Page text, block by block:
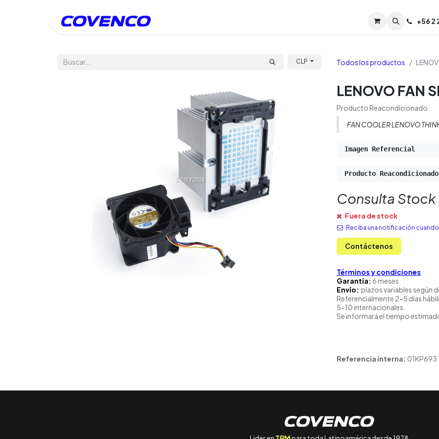
Soporte TPM (CL) +56 2
CLP Todos los productos
LENOVO FAN
Producto Reacondicionado
FAN COOLER LENOVO
Imagen Referencial
Producto Reacondicionado
Consulta
Fuera de stock
Reciba una notificación
Contáctenos
Términos y condiciones
Garantía: 6 meses
Envío: plazos variables según
Referencialmente 2-5 días
5-10 internacionales.
Se informará el tiempo
Referencia interna: 01KP693